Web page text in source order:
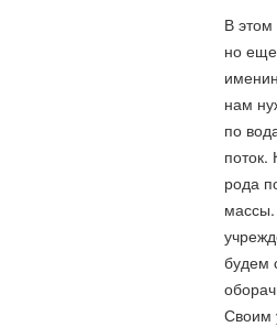
В этом
но еще
нам
по
поток.
рода
массы.
будем
Своим